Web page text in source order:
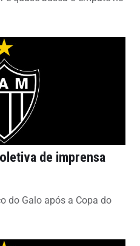
de imprensa
do Galo após a Copa do